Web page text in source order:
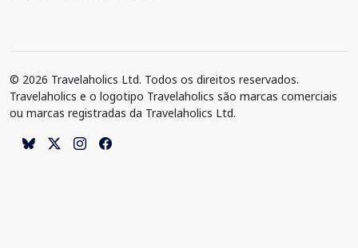
© 2026 Travelaholics Ltd. Todos os direitos reservados.
Travelaholics e o logotipo Travelaholics são marcas comerciais
ou marcas registradas da Travelaholics Ltd.